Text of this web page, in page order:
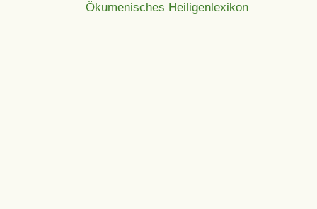
Ökumenisches Heiligenlexikon